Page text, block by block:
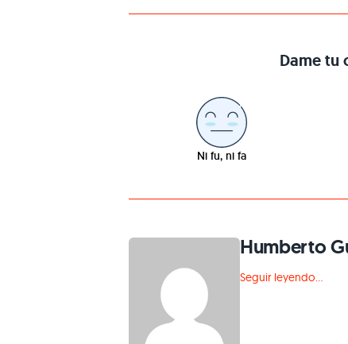
Dame tu
Ni fu, ni fa
Humberto
Seguir leyendo...